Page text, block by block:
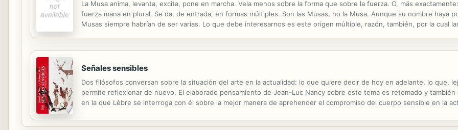
La Musa anima, levanta, excita, pone en marcha. Vela menos sobre la forma que sobre la fuerza. O, más
fuerza mana en plural. Se da, de entrada, en formas múltiples. Son las Musas, no la Musa. Aunque su nombre haya
Musas siempre habrían de ser varias. Lo que debe interesarnos es este origen múltiple, razón, también, por la cual
Señales sensibles
Dos filósofos conversan sobre la situación del arte en la actualidad: lo que quiere decir de hoy en adelante, lo que,
permite reflexionar de nuevo. El elaborado pensamiento de Jean-Luc Nancy sobre este tema es retomado y
en la que Lèbre se interroga con él sobre la mejor manera de aprehender el compromiso del cuerpo sensible en la